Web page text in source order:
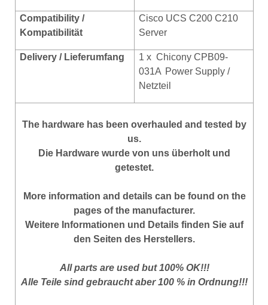
Compatibility /
Kompatibilität
Cisco UCS C200 C210
Server
Delivery / Lieferumfang 1 x Chicony CPB09-
031A Power Supply /
Netzteil
The hardware has been overhauled and tested by
us.
Die Hardware wurde von uns überholt und
getestet.
More information and details can be found on the
pages of the manufacturer.
Weitere Informationen und Details finden Sie auf
den Seiten des Herstellers.
All parts are used but 100% OK!!!
Alle Teile sind gebraucht aber 100 % in Ordnung!!!